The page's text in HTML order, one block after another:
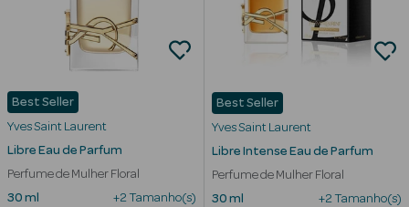
Beauty Season
Nutricosmética
Beauty Season
Perfumes
Beauty Season
Solares
Best Seller
Yves Saint Laurent
Libre Eau de Parfum
Perfume de Mulher Floral
30 ml
+2 Tamanho(s)
Best Seller
Yves Saint Laurent
Libre Intense Eau de Parfum
Perfume de Mulher Floral
30 ml
+2 Tamanho(s)